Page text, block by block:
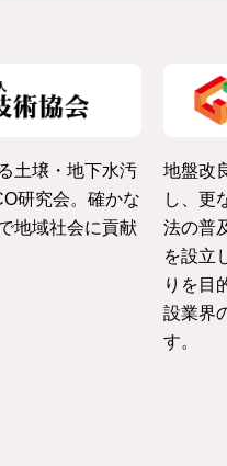
土壌・地下水汚
研究会。確かな
地域社会に貢献
地盤改
し、更
法の普
を設立
りを目
設業界
す。